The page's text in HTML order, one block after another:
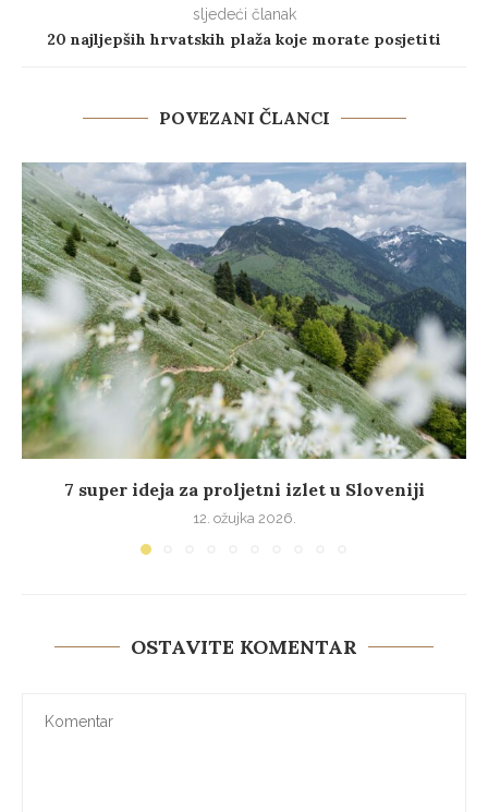
sljedeći članak
20 najljepših hrvatskih plaža koje morate posjetiti
POVEZANI ČLANCI
7 super ideja za proljetni izlet u Sloveniji
12. ožujka 2026.
OSTAVITE KOMENTAR